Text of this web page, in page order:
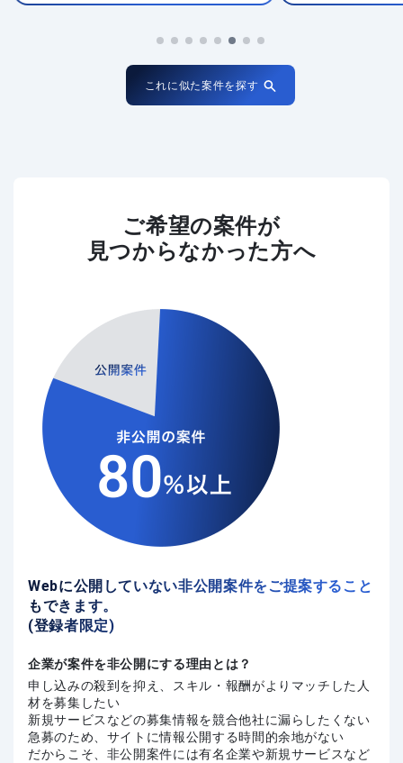
これに似た案件を探す
ご希望の案件が
見つからなかった方へ
Webに公開していない非公開案件をご提案すること
もできます。
(登録者限定)
企業が案件を非公開にする理由とは？
申し込みの殺到を抑え、スキル・報酬がよりマッチした人
材を募集したい
新規サービスなどの募集情報を競合他社に漏らしたくない
急募のため、サイトに情報公開する時間的余地がない
だからこそ、非公開案件には有名企業や新規サービスなど